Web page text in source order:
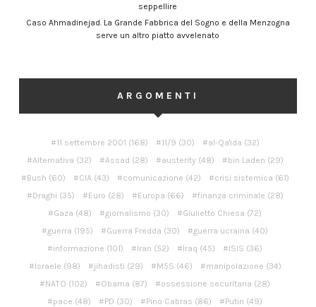
seppellire
Caso Ahmadinejad. La Grande Fabbrica del Sogno e della Menzogna
serve un altro piatto avvelenato
ARGOMENTI
11 settembre 2001 (168) 11/9 (30) al-Qa'ida (32)
Alternativa (32) Assad (28) austerity (48) bin Laden (29)
Bush (60) CIA(43) comunicazione (42) crisi sistemica (61)
Draghi (35) Euro (28) Europa (66) finanza criminale (28)
Gaza (48) giornalismo (30) Giulietto Chiesa (72)
guerra (195) Guerra Fredda (30) guerra ucraina (40)
informazione (101) Iran (52) Iraq (45) ISIS (36)
Israele (98) jihadisti (29) M5S (46) manipolazione (34)
NATO (102) Obama (87) ossessione securitaria (28)
pace (48) PD (30) Pino Cabras (86) Putin (49)